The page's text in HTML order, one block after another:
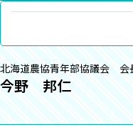
北海道農協青年部協議会 会
今野 邦仁